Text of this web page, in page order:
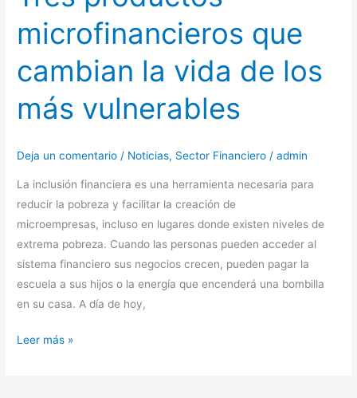
microfinancieros que
cambian la vida de los
más vulnerables
Deja un comentario / Noticias, Sector Financiero /admin
La inclusión financiera es una herramienta necesaria para
reducir la pobreza y facilitar la creación de
microempresas, incluso en lugares donde existen niveles de
extrema pobreza. Cuando las personas pueden acceder al
sistema financiero sus negocios crecen, pueden pagar la
escuela a sus hijos o la energía que encenderá una bombilla
en su casa. A día de hoy,
Leer más »